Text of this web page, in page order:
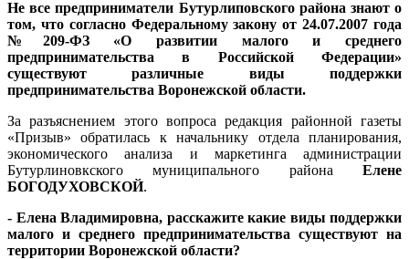
Не все предприниматели Бутурлиповского района знают о
том, что согласно Федеральному закону от 24.07.2007 года
№209-ФЗ «О развитии малого и среднего
предпринимательства в Российской Федерации»
существуют различные виды поддержки
предпринимательства Воронежской области.
За разъяснением этого вопроса редакция районной газеты
«Призыв» обратилась к начальнику отдела планирования,
экономического анализа и маркетинга администрации
Бутурлиновкского муниципального района Елене
БОГОДУХОВСКОЙ.
- Елена Владимировна, расскажите какие виды поддержки
малого и среднего предпринимательства существуют на
территории Воронежской области?